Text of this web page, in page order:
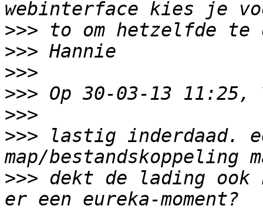
>>>
>>>
>>>
>>>
>>>
>>> lastig inderdaad.
>>> dekt de lading